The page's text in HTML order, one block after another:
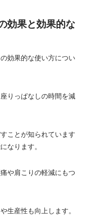
効果と効果的な
効果的な使い方につい
りっぱなしの時間を減
ことが知られています
なります。
や肩こりの軽減にもつ
生産性も向上します。